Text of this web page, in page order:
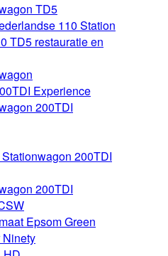
TD5
110 Station
TD5 restauratie en
Experience
200TDI
200TDI
200TDI
Epsom Green
Ninety